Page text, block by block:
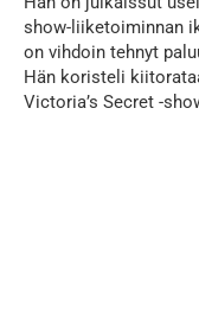
show-liiketoiminnan
on vihdoin tehnyt
Hän koristeli
Victoria’s Secret -